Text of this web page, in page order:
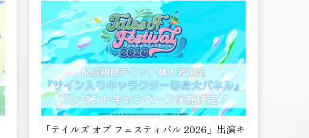
「テイルズ オブ フェスティバル 2026」出演キ